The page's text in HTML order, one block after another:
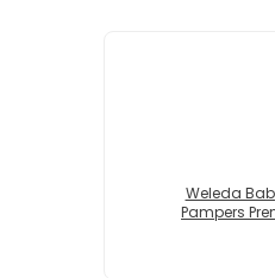
Weleda
Pampers